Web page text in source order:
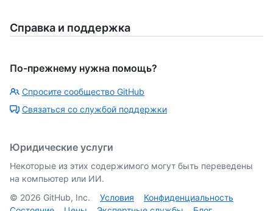
Справка и поддержка
По-прежнему нужна помощь?
Спросите сообщество GitHub
Связаться со службой поддержки
Юридические услуги
Некоторые из этих содержимого могут быть переведены
на компьютер или ИИ.
© 2026 GitHub, Inc. Условия
Конфиденциальность